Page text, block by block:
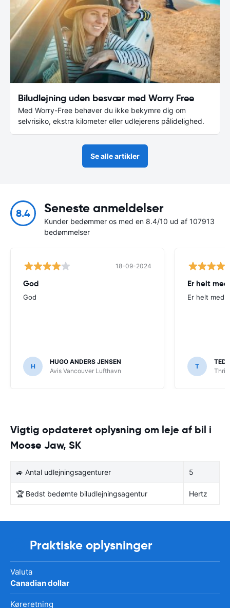
Biludlejning uden besvær med Worry Free
Med Worry-Free behøver du ikke bekymre dig om
selvrisiko, ekstra kilometer eller udlejerens pålidelighed.
Se alle artikler
8.4 Seneste anmeldelser
Kunder bedømmer os med en 8.4/10 ud af 107913
bedømmelser
18-09-2024
God
God
H
HUGO ANDERS JENSEN
Avis Vancouver Lufthavn
Er helt
Er helt med
T
Vigtig opdateret oplysning om leje af bil i
Moose Jaw, SK
🚙 Antal udlejningsagenturer 5
🏆 Bedst bedømte biludlejningsagentur Hertz
Praktiske oplysninger
Valuta
Canadian dollar
Køreretning